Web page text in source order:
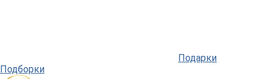
Подарки
Подборки